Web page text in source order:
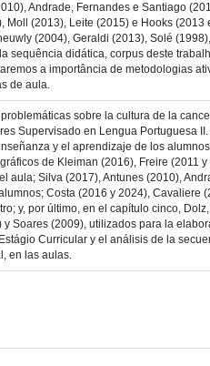
Andrade, Fernandes e Santiago
(2013), Leite (2015) e Hooks
(2004), Geraldi (2013), Solé
didática, corpus deste
a importância de metodologias
de aula.
sobre la cultura de la
Supervisado en Lengua Portuguesa
y el aprendizaje de los
de Kleiman (2016), Freire (2011
Silva (2017), Antunes (2010),
Costa (2016 y 2024), Cavaliere
y, por último, en el capítulo cinco,
Soares (2009), utilizados para la
Curricular y el análisis de la
en las aulas.